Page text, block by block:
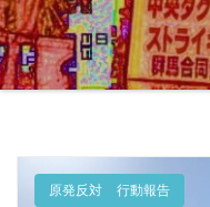
原発反対 行動報告